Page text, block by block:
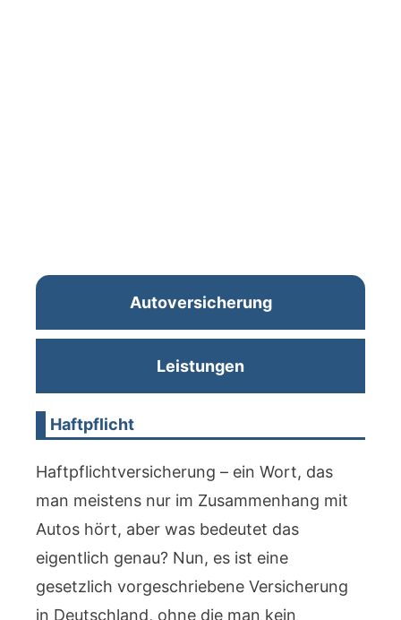
Autoversicherung
Leistungen
Haftpflicht
Haftpflichtversicherung – ein Wort, das
man meistens nur im Zusammenhang mit
Autos hört, aber was bedeutet das
eigentlich genau? Nun, es ist eine
gesetzlich vorgeschriebene Versicherung
in Deutschland, ohne die man kein